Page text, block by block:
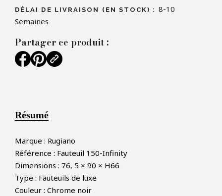
FAIRE UNE OFFRE
DÉLAI DE LIVRAISON (EN STOCK) : 8-10
Semaines
Partager ce produit :
Résumé
Marque : Rugiano
Référence : Fauteuil 150-Infinity
Dimensions : 76, 5 × 90 × H66
Type : Fauteuils de luxe
Couleur : Chrome noir